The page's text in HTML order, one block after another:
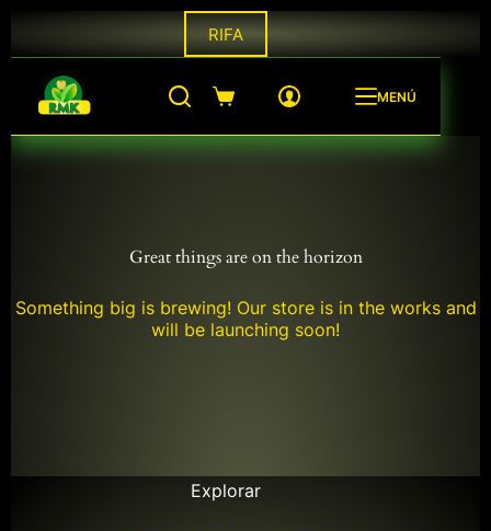
contenido
RIFA
Shopping
MENÚ
Great things are on the horizon
Something big is brewing! Our store is in the works and
will be launching soon!
Explorar